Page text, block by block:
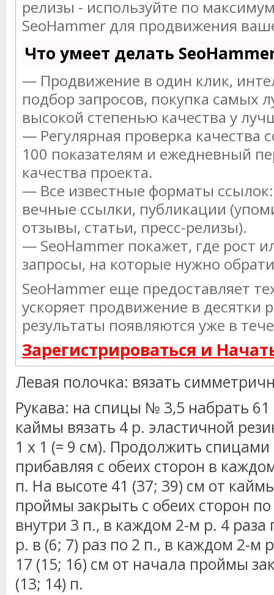
релизы - используйте по
SeoHammer для продвижения
Что умеет делать
— Продвижение в один клик,
подбор запросов, покупка самых
высокой степенью качества у
— Регулярная проверка качества
100 показателям и ежедневный
качества проекта.
— Все известные форматы
вечные ссылки, публикации
отзывы, статьи, пресс-релизы).
— SeoHammer покажет, где рост
запросы, на которые нужно
SeoHammer еще предоставляет
ускоряет продвижение в десятки
результаты появляются уже в
Зарегистрироваться и
Левая полочка: вязать
Рукава: на спицы № 3,5 набрать 61
каймы вязать 4 р. эластичной
1 х 1 (= 9 см). Продолжить
прибавляя с обеих сторон в
п. На высоте 41 (37; 39) см от
проймы закрыть с обеих сторон
внутри 3 п., в каждом 2-м р. 4
р. в (6; 7) раз по 2 п., в каждом 2-м
17 (15; 16) см от начала проймы
(13; 14) п.